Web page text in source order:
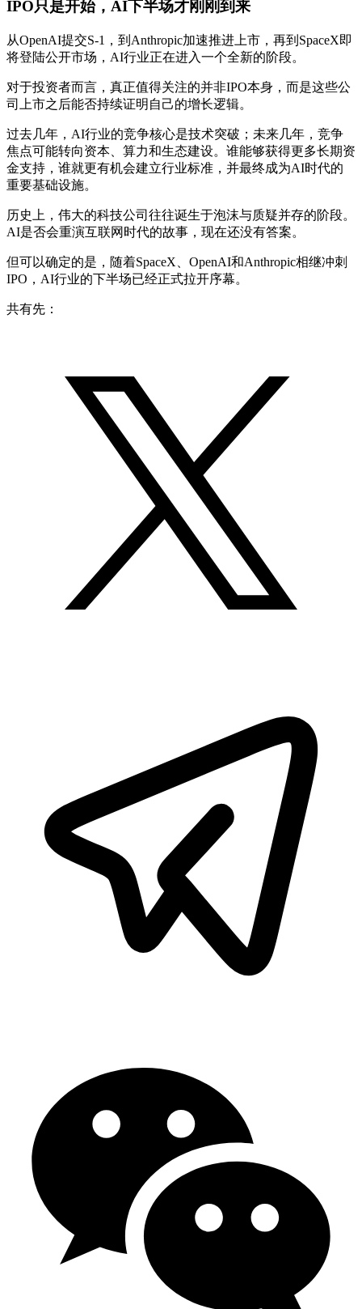
IPO只是开始，AI下半场才刚刚到来
从OpenAI提交S-1，到Anthropic加速推进上市，再到SpaceX即
将登陆公开市场，AI行业正在进入一个全新的阶段。
对于投资者而言，真正值得关注的并非IPO本身，而是这些公
司上市之后能否持续证明自己的增长逻辑。
过去几年，AI行业的竞争核心是技术突破；未来几年，竞争
焦点可能转向资本、算力和生态建设。谁能够获得更多长期资
金支持，谁就更有机会建立行业标准，并最终成为AI时代的
重要基础设施。
历史上，伟大的科技公司往往诞生于泡沫与质疑并存的阶段。
AI是否会重演互联网时代的故事，现在还没有答案。
但可以确定的是，随着SpaceX、OpenAI和Anthropic相继冲刺
IPO，AI行业的下半场已经正式拉开序幕。
共有先：